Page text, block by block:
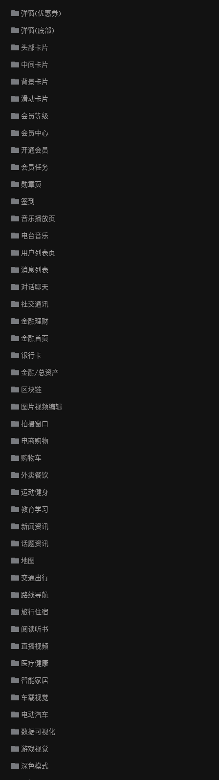
弹窗(优惠券)
弹窗(底部)
头部卡片
中间卡片
背景卡片
滑动卡片
会员等级
会员中心
开通会员
会员任务
勋章页
签到
音乐播放页
电台音乐
用户列表页
消息列表
对话聊天
社交通讯
金融理财
金融首页
银行卡
金融/总资产
区块链
图片视频编辑
拍摄窗口
电商购物
购物车
外卖餐饮
运动健身
教育学习
新闻资讯
话题资讯
地图
交通出行
路线导航
旅行住宿
阅读听书
直播视频
医疗健康
智能家居
车载视觉
电动汽车
数据可视化
游戏视觉
深色模式